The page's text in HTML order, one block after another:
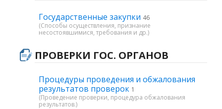
Государственные закупки 46
(Способы осуществления, признание
несостоявшимися, требования и др.)
ПРОВЕРКИ ГОС. ОРГАНОВ
Процедуры проведения и обжалования
результатов проверок 1
(Проведение проверки, процедура обжалования
результатов.)